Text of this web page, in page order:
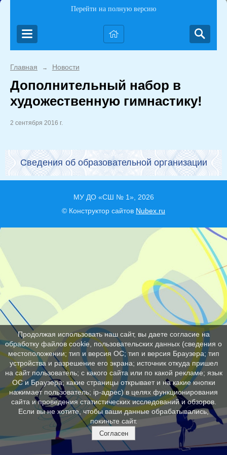
Перейти на полную версию
Главная → Новости
Дополнительный набор в
художественную гимнастику!
2 сентября 2016 г.
Сведения об образовательной организации
МУ ДО «СШ № 1», 2026
© Конструктор сайтов Nubex.ru
Продолжая использовать наш сайт, вы даете согласие на
обработку файлов cookie, пользовательских данных (сведения о
местоположении; тип и версия ОС; тип и версия Браузера; тип
устройства и разрешение его экрана; источник откуда пришел
на сайт пользователь; с какого сайта или по какой рекламе; язык
ОС и Браузера; какие страницы открывает и на какие кнопки
нажимает пользователь; ip-адрес) в целях функционирования
сайта и проведения статистических исследований и обзоров.
Если вы не хотите, чтобы ваши данные обрабатывались,
покиньте сайт.
Согласен